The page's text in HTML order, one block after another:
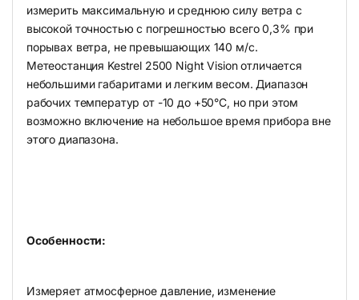
измерить максимальную и среднюю силу ветра с
высокой точностью с погрешностью всего 0,3% при
порывах ветра, не превышающих 140 м/с.
Метеостанция Kestrel 2500 Night Vision отличается
небольшими габаритами и легким весом. Диапазон
рабочих температур от -10 до +50°C, но при этом
возможно включение на небольшое время прибора вне
этого диапазона.
Особенности:
Измеряет атмосферное давление, изменение